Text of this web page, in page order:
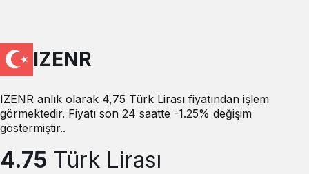
IZENR
IZENR anlık olarak 4,75 Türk Lirası fiyatından işlem
görmektedir. Fiyatı son 24 saatte -1.25% değişim
göstermiştir..
4.75 Türk Lirası